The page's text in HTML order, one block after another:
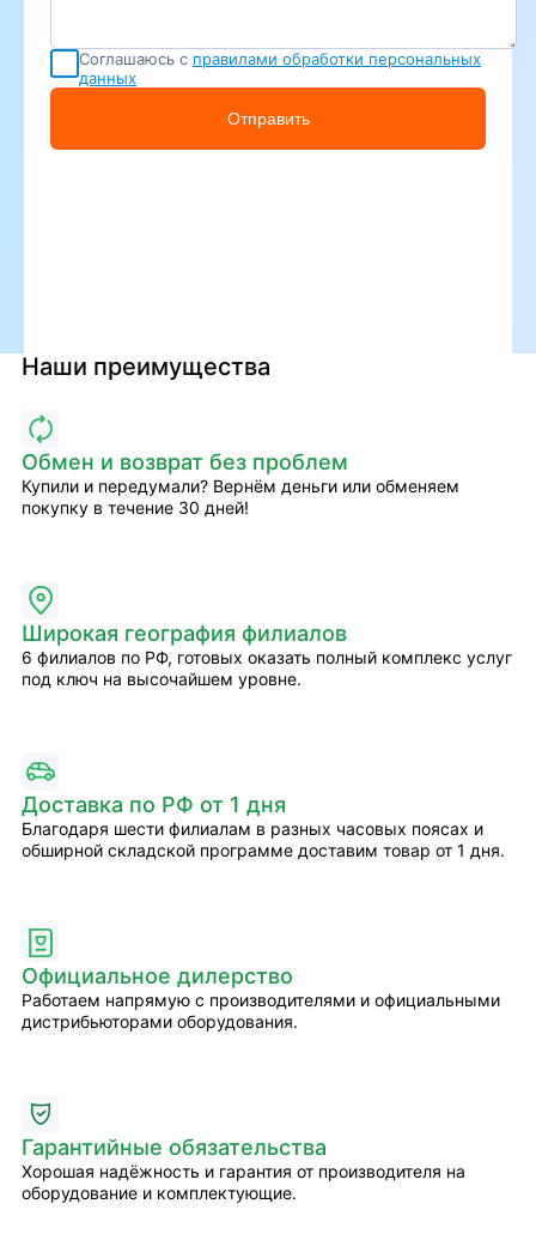
Соглашаюсь с правилами обработки персональных
данных
Отправить
Наши преимущества
Обмен и возврат без проблем
Купили и передумали? Вернём деньги или обменяем
покупку в течение 30 дней!
Широкая география филиалов
6 филиалов по РФ, готовых оказать полный комплекс услуг
под ключ на высочайшем уровне.
Доставка по РФ от 1 дня
Благодаря шести филиалам в разных часовых поясах и
обширной складской программе доставим товар от 1 дня.
Официальное дилерство
Работаем напрямую с производителями и официальными
дистрибьюторами оборудования.
Гарантийные обязательства
Хорошая надёжность и гарантия от производителя на
оборудование и комплектующие.